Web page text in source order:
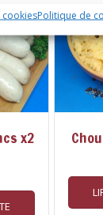
Politique de
x2